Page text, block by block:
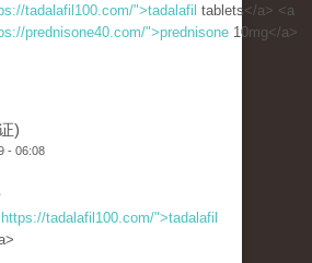
tadalafil100.com/">tadalafil tablets</a> <a
prednisone40.com/">prednisone 10mg</a>
)
- 06:08
https://tadalafil100.com/">tadalafil